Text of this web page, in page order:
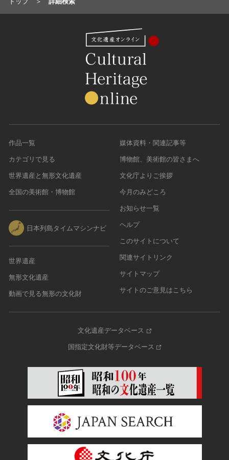
作品一覧
カテゴリで見る
世界遺産と無形文化遺産
全国の美術館・博物館
日本列島タイムマシンナビ
世界遺産
無形文化遺産
動画で見る無形の文化財
媒体資料・関連記事等
博物館、美術館の皆さまへ
文化庁よりご挨拶
今月のみどころ
お知らせ一覧
ヘルプ
このサイトについて
関連サイトリンク
サイトマップ
サイトのご意見はこちら
文化遺産データベース
国指定文化財等データベース